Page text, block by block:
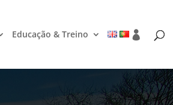
Educação & Treino